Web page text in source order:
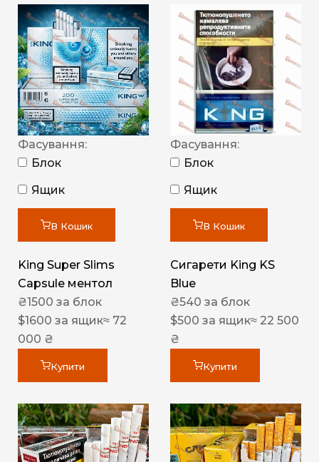
Фасування:
Блок
Ящик
В Кошик
King Super Slims
Capsule ментол
₴1500 за блок
$1600 за ящик≈ 72
000 ₴
Купити
Фасування:
Блок
Ящик
В Кошик
Сигарети King KS
Blue
₴540 за блок
$500 за ящик≈ 22 500
₴
Купити